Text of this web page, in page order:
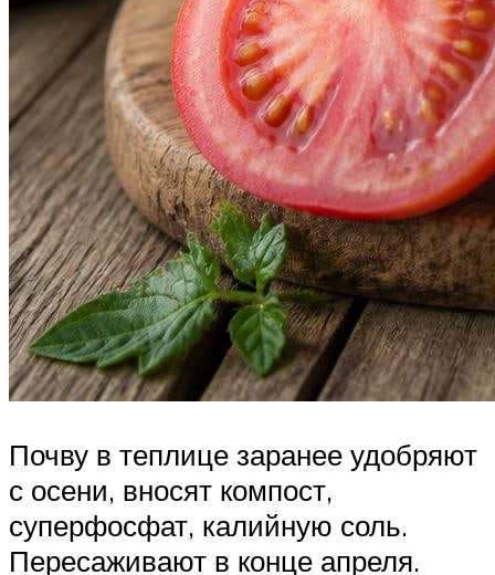
Почву в теплице заранее удобряют
с осени, вносят компост,
суперфосфат, калийную соль.
Пересаживают в конце апреля.